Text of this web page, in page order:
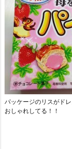
パッケージのリスがド
おしゃれしてる！！